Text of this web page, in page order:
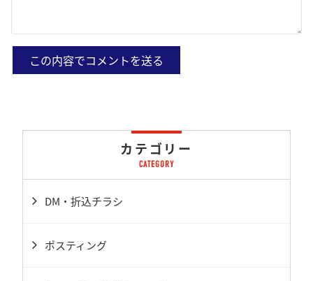
カテゴリー
DM・折込チラシ
ポスティング